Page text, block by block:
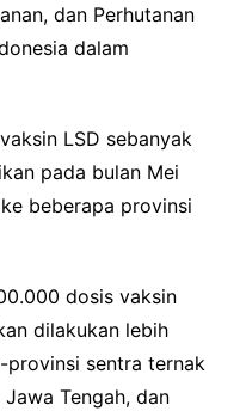
dan Perhutanan
dalam
LSD sebanyak
pada bulan Mei
beberapa provinsi
dosis vaksin
dilakukan lebih
sentra ternak
Tengah, dan